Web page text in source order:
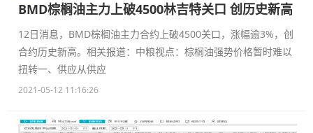
BMD棕榈油主力上破4500林吉特关口 创历史新高
12日消息，BMD棕榈油主力合约上破4500关口，涨幅逾3%，创
合约历史新高。相关报道：中粮视点：棕榈油强势价格暂时难以
扭转一、供应从供应
2021-05-12 11:16:26